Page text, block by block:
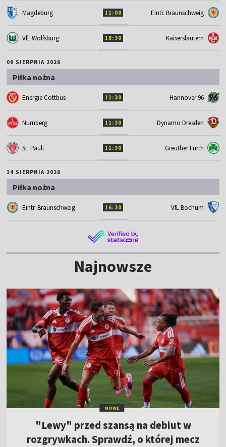
Magdeburg 11:00 Eintr. Braunschweig
VfL Wolfsburg 18:30 Kaiserslautern
09 SIERPNIA 2026
Piłka nożna
Energie Cottbus 11:30 Hannover 96
Nurnberg 11:30 Dynamo Dresden
St. Pauli 11:30 Greuther Furth
14 SIERPNIA 2026
Piłka nożna
Eintr. Braunschweig 16:30 VfL Bochum
Najnowsze
NOWE
"Lewy" przed szansą na debiut w
rozgrywkach. Sprawdź, o której mecz